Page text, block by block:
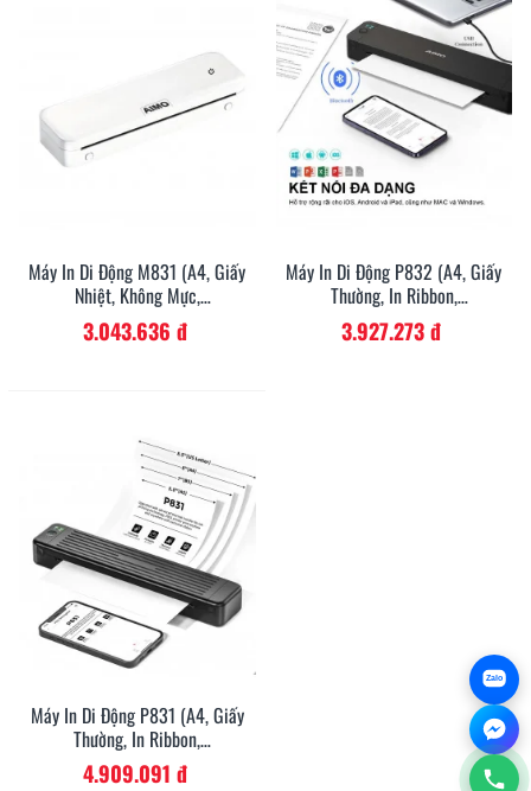
Máy In Di Động M831 (A4, Giấy
Nhiệt, Không Mực,
Bluetooth/USB-C)
3.043.636 đ
Máy In Di Động P832 (A4, Giấy
Thường, In Ribbon,
Bluetooth/USB-C)
3.927.273 đ
Máy In Di Động P831 (A4, Giấy
Thường, In Ribbon,
Bluetooth/USB-C)
4.909.091 đ
Zalo